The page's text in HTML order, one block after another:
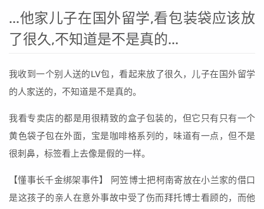
...他家儿子在国外留学,看包装袋应该放
了很久,不知道是不是真的...
我收到一个别人送的LV包，看起来放了很久，儿子在国外留学
的人家送的，不知道是不是真的。
我看专卖店的都是用很精致的盒子包装的，但它只有只有一个
黄色袋子包在外面，宝是咖啡格系列的，味道有一点，但不是
很刺鼻，标签看上去像是假的一样。
【懂事长千金绑架事件】 阿笠博士把柯南寄放在小兰家的借口
是这孩子的亲人在意外事故中受了伤而拜托博士看顾的，而他